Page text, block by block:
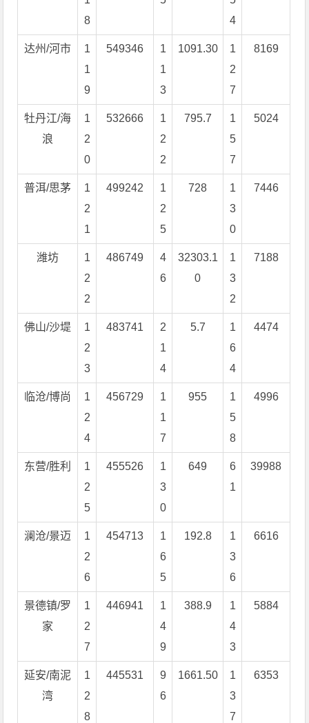
8
4
达州/河市
1
1
9
549346
1
1
3
1091.30
1
2
7
8169
牡丹江/海
浪
1
2
0
532666
1
2
2
795.7
1
5
7
5024
普洱/思茅
1
2
1
499242
1
2
5
728
1
3
0
7446
潍坊
1
2
2
486749
4
6
32303.1
0
1
3
2
7188
佛山/沙堤
1
2
3
483741
2
1
4
5.7
1
6
4
4474
临沧/博尚
1
2
4
456729
1
1
7
955
1
5
8
4996
东营/胜利
1
2
5
455526
1
3
0
649
6
1
39988
澜沧/景迈
1
2
6
454713
1
6
5
192.8
1
3
6
6616
景德镇/罗
家
1
2
7
446941
1
4
9
388.9
1
4
3
5884
延安/南泥
湾
1
2
8
445531
9
6
1661.50
1
3
7
6353